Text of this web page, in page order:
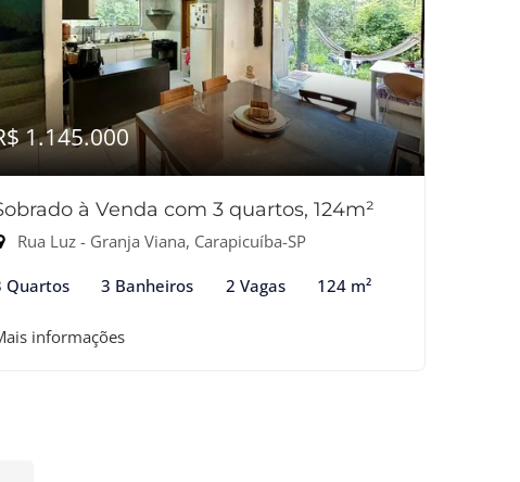
1.145.000
à Venda com 3 quartos, 124m²
Rua Luz - Granja Viana, Carapicuíba-SP
Quartos 3 Banheiros 2 Vagas 124 m²
informações